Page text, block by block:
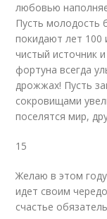
любовью
Пусть молодость
покидают лет 100
чистый источник
фортуна всегда
дрожжах! Пусть
сокровищами
поселятся мир,
15
Желаю в этом
идет своим
счастье